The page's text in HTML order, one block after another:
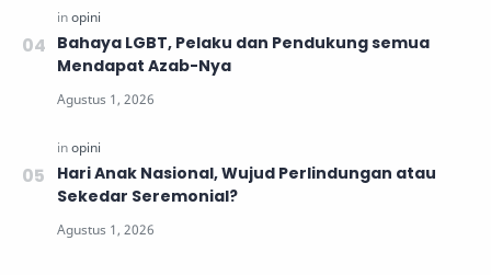
Bahaya LGBT, Pelaku dan Pendukung semua
Mendapat Azab-Nya
Hari Anak Nasional, Wujud Perlindungan atau
Sekedar Seremonial?